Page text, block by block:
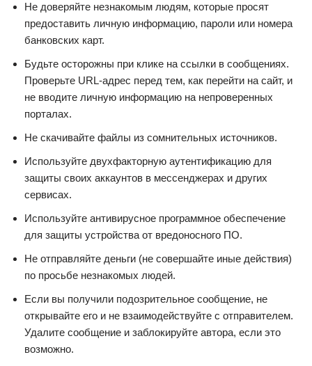
Не доверяйте незнакомым людям, которые просят
предоставить личную информацию, пароли или номера
банковских карт.
Будьте осторожны при клике на ссылки в сообщениях.
Проверьте URL-адрес перед тем, как перейти на сайт, и
не вводите личную информацию на непроверенных
порталах.
Не скачивайте файлы из сомнительных источников.
Используйте двухфакторную аутентификацию для
защиты своих аккаунтов в мессенджерах и других
сервисах.
Используйте антивирусное программное обеспечение
для защиты устройства от вредоносного ПО.
Не отправляйте деньги (не совершайте иные действия)
по просьбе незнакомых людей.
Если вы получили подозрительное сообщение, не
открывайте его и не взаимодействуйте с отправителем.
Удалите сообщение и заблокируйте автора, если это
возможно.